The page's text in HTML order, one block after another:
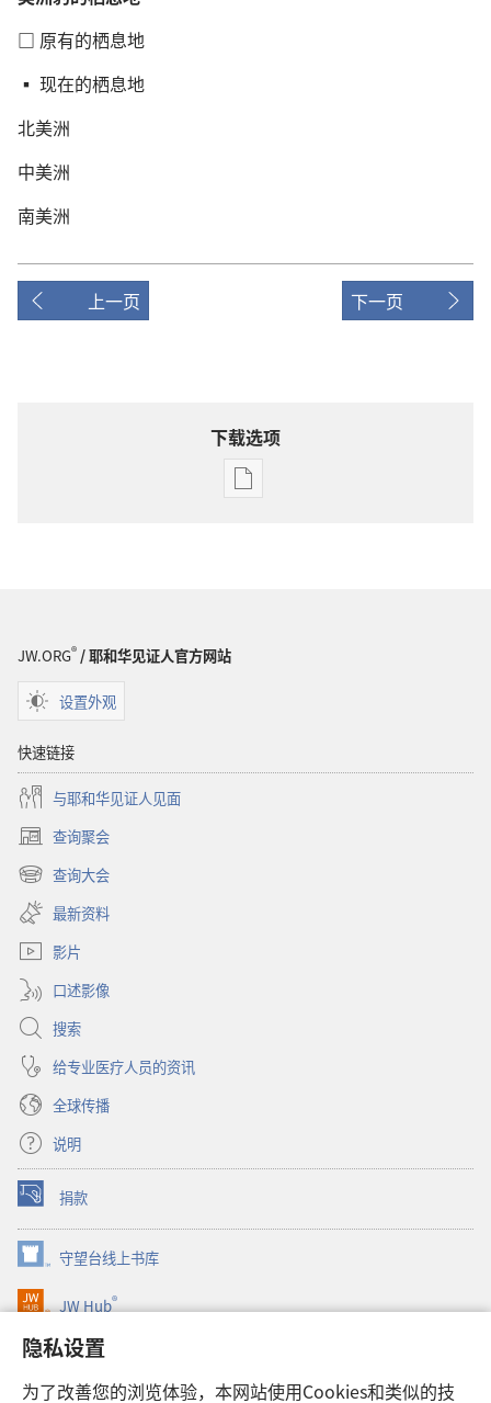
隐私设置
为了改善您的浏览体验，本网站使用Cookies和类似的技
□ 原有的栖息地
▪ 现在的栖息地
北美洲
中美洲
南美洲
上一页 下一页
下载选项
电
2010
JW.ORG®/ 耶和华见证人官方网站
设置外观
快速链接
与耶和华见证人见面
查询聚会
（打
开
新
窗
口）
查询大会
（打
开
新
窗
最新资料
影片
口述影像
搜索
给专业医疗人员的资讯
全球传播
说明
捐款
（打
开
新
窗
口）
守望台线上书库
（打
开
新
口）
JW Hub®
（打
开
新
JW Library®